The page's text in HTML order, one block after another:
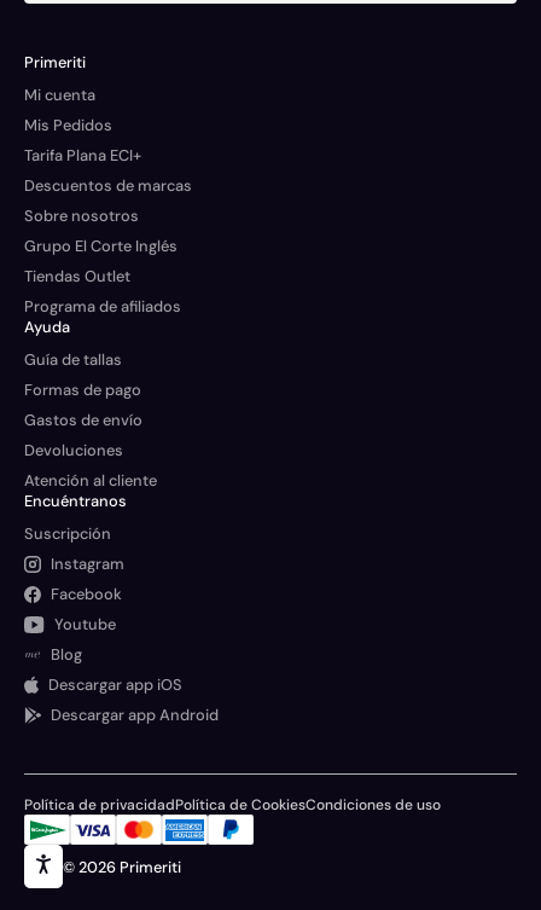
Primeriti
Mi cuenta
Mis Pedidos
Tarifa Plana ECI+
Descuentos de marcas
Sobre nosotros
Grupo El Corte Inglés
Tiendas Outlet
Programa de afiliados
Ayuda
Guía de tallas
Formas de pago
Gastos de envío
Devoluciones
Atención al cliente
Encuéntranos
Suscripción
Instagram
Facebook
Youtube
Blog
Descargar app iOS
Descargar app Android
© 2026 Primeriti
Política de privacidadPolítica de CookiesCondiciones de uso